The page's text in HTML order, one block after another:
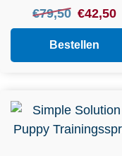
€79,50
prijs
was:
€79,50.
€42,50
Bestellen